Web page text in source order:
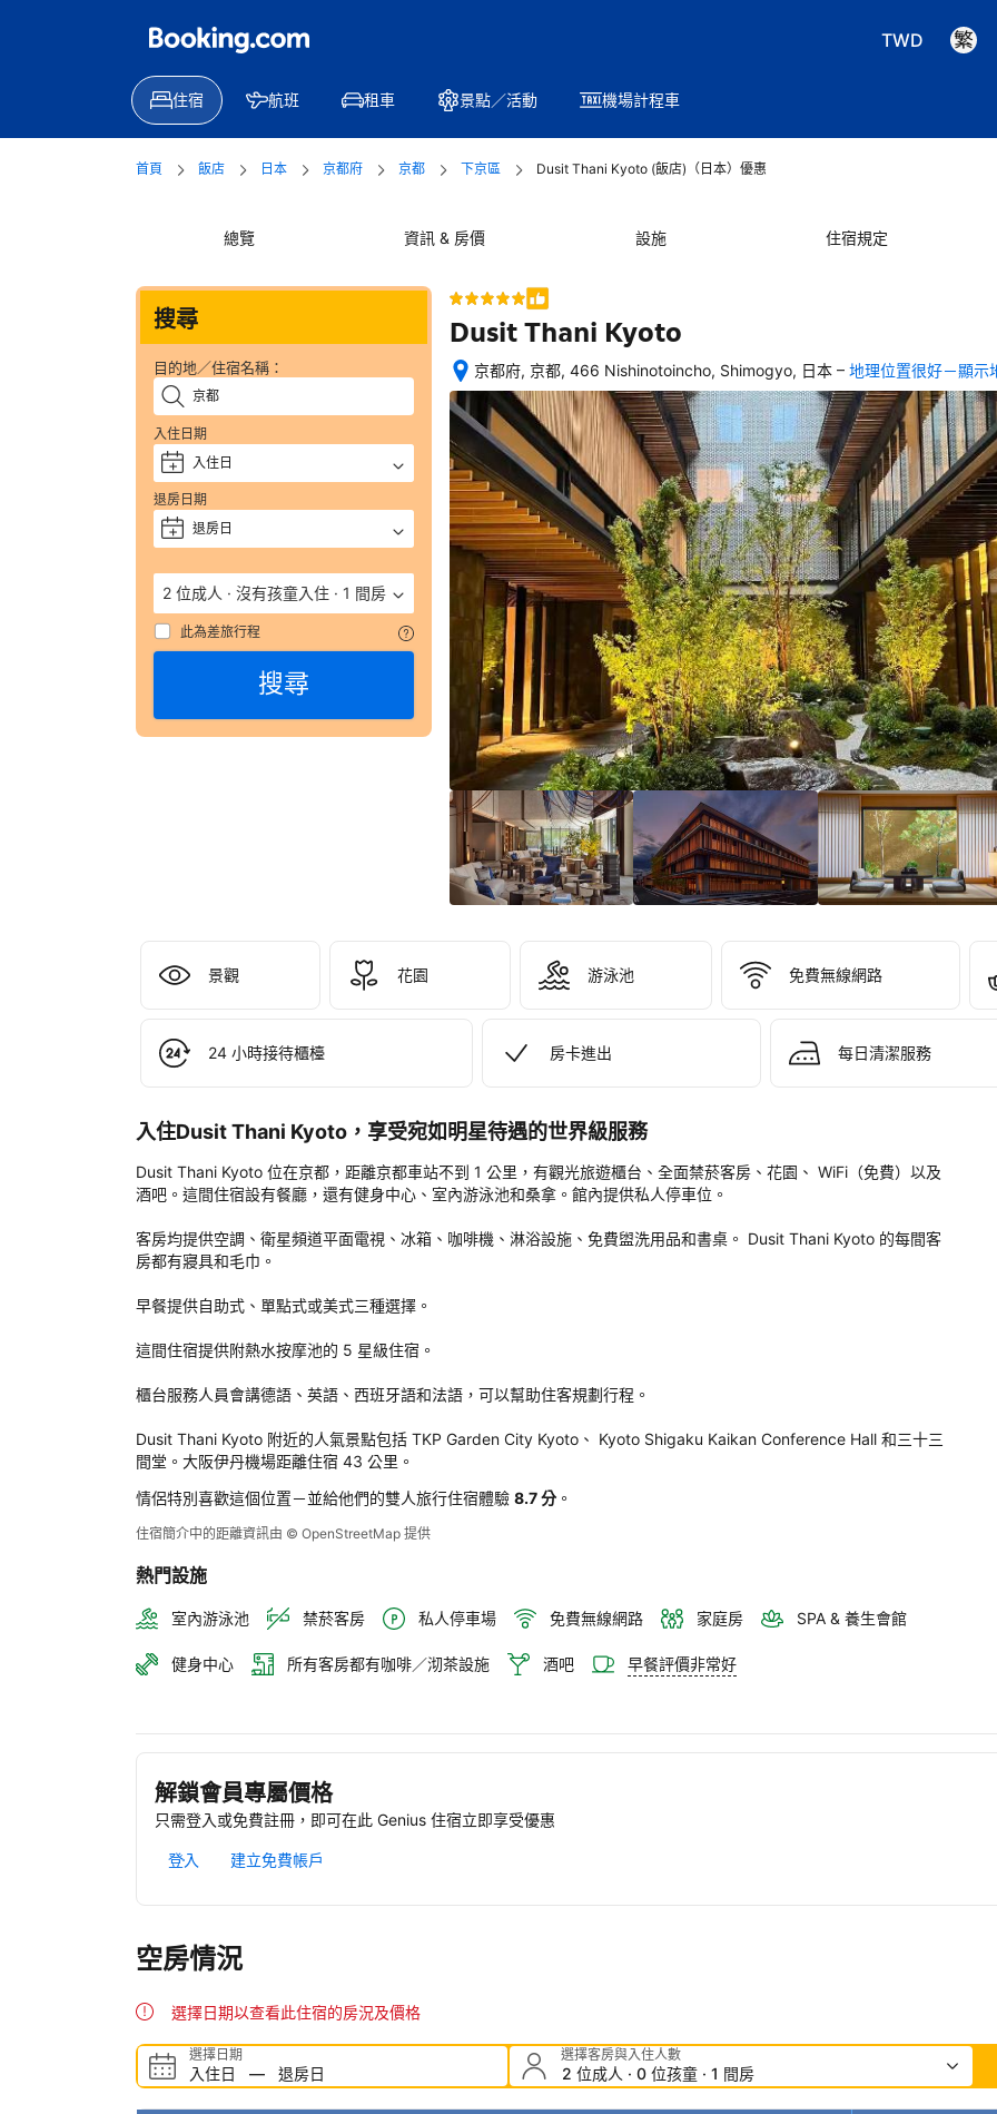
TWD
住宿 航班 租車 景點／活動 機場計程車
首頁 飯店 日本 京都府 京都 下京區 Dusit Thani Kyoto (飯店)（日本）優惠
總覽 資訊 & 房價 設施 住宿規定
搜尋
目的地／住宿名稱：
入住日期
+ 入住日
退房日期
+ 退房日
2 位成人 · 沒有孩童入住 · 1 間房
此為差旅行程
搜尋
Dusit Thani Kyoto
京都府, 京都, 466 Nishinotoincho, Shimogyo, 日本
完
成
訂
房
後，
住
宿
的
詳
細
資
料，
包
括
電
話
號
碼
和
地
址，
都
會
列
預
認
您
帳
中。
– 地理位置很好－顯示
景觀 花園 游泳池 免費無線網路
24 小時接待櫃檯 房卡進出 每日清潔服務
入住Dusit Thani Kyoto，享受宛如明星待遇的世界級服務
Dusit Thani Kyoto 位在京都，距離京都車站不到 1 公里，有觀光旅遊櫃台、全面禁菸客房、花園、 WiFi（免費）以及
酒吧。這間住宿設有餐廳，還有健身中心、室內游泳池和桑拿。館內提供私人停車位。
客房均提供空調、衛星頻道平面電視、冰箱、咖啡機、淋浴設施、免費盥洗用品和書桌。 Dusit Thani Kyoto 的每間客
房都有寢具和毛巾。
早餐提供自助式、單點式或美式三種選擇。
這間住宿提供附熱水按摩池的 5 星級住宿。
櫃台服務人員會講德語、英語、西班牙語和法語，可以幫助住客規劃行程。
Dusit Thani Kyoto 附近的人氣景點包括 TKP Garden City Kyoto、 Kyoto Shigaku Kaikan Conference Hall 和三十三
間堂。大阪伊丹機場距離住宿 43 公里。
情侶特別喜歡這個位置－並給他們的雙人旅行住宿體驗 8.7 分 。
住宿簡介中的距離資訊由 © OpenStreetMap 提供
熱門設施
室內游泳池 禁菸客房 私人停車場 免費無線網路 家庭房 SPA & 養生會館
健身中心 所有客房都有咖啡／沏茶設施 酒吧 早餐評價非常好
解鎖會員專屬價格
只需登入或免費註冊，即可在此 Genius 住宿立即享受優惠
登入 建立免費帳戶
空房情況
選擇日期以查看此住宿的房況及價格
選擇日期
入住日 — 退房日
選擇客房與入住人數
2 位成人 · 0 位孩童 · 1 間房